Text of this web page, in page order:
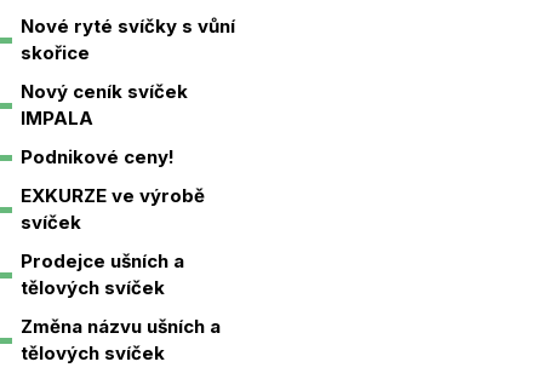
Nové ryté svíčky s vůní
skořice
Nový ceník svíček
IMPALA
Podnikové ceny!
EXKURZE ve výrobě
svíček
Prodejce ušních a
tělových svíček
Změna názvu ušních a
tělových svíček